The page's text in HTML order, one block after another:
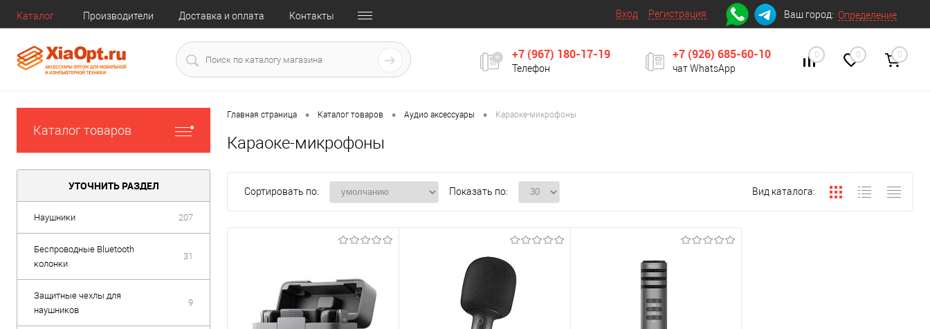
Каталог Производители Доставка и оплата Контакты Вход Регистрация Ваш город: Определение
+7 (967) 180-17-19
Телефон
+7 (926) 685-60-10
чат WhatsApp
0 0 0
Каталог товаров
УТОЧНИТЬ РАЗДЕЛ
Наушники 207
Беспроводные Bluetooth
колонки
31
Защитные чехлы для
наушников
9
Главная страница • Каталог товаров • Аудио аксессуары • Караоке-микрофоны
Караоке-микрофоны
Сортировать по: Показать по: Вид каталога: